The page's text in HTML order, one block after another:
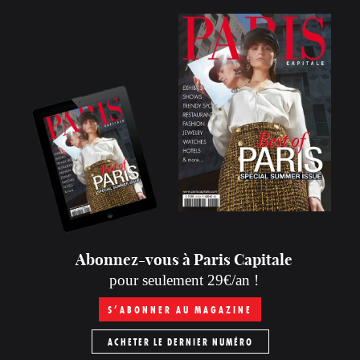
Abonnez-vous à Paris Capitale
pour seulement 29€/an !
S’ABONNER AU MAGAZINE
ACHETER LE DERNIER NUMÉRO